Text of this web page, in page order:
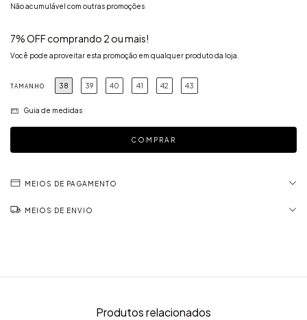
Não acumulável com outras promoções
7% OFF comprando 2 ou mais!
Você pode aproveitar esta promoção em qualquer produto da loja.
TAMANHO 38 39 40 41 42 43
Guia de medidas
MEIOS DE PAGAMENTO
MEIOS DE ENVIO
Produtos relacionados